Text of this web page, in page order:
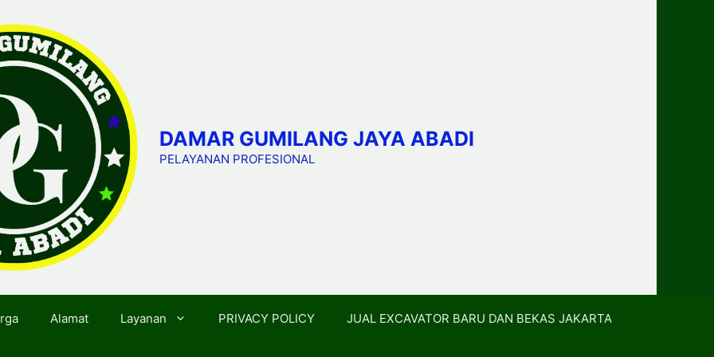
DAMAR GUMILANG JAYA ABADI
PELAYANAN PROFESIONAL
Alamat Layanan PRIVACY POLICY JUAL EXCAVATOR BARU DAN BEKAS JAKARTA